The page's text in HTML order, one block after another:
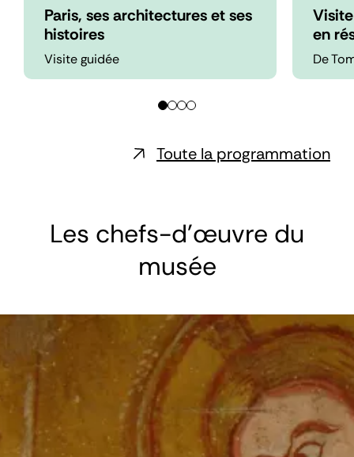
Paris, ses architectures et ses
histoires
Visite guidée
en
De
Toute la programmation
Les chefs-d'œuvre du
musée